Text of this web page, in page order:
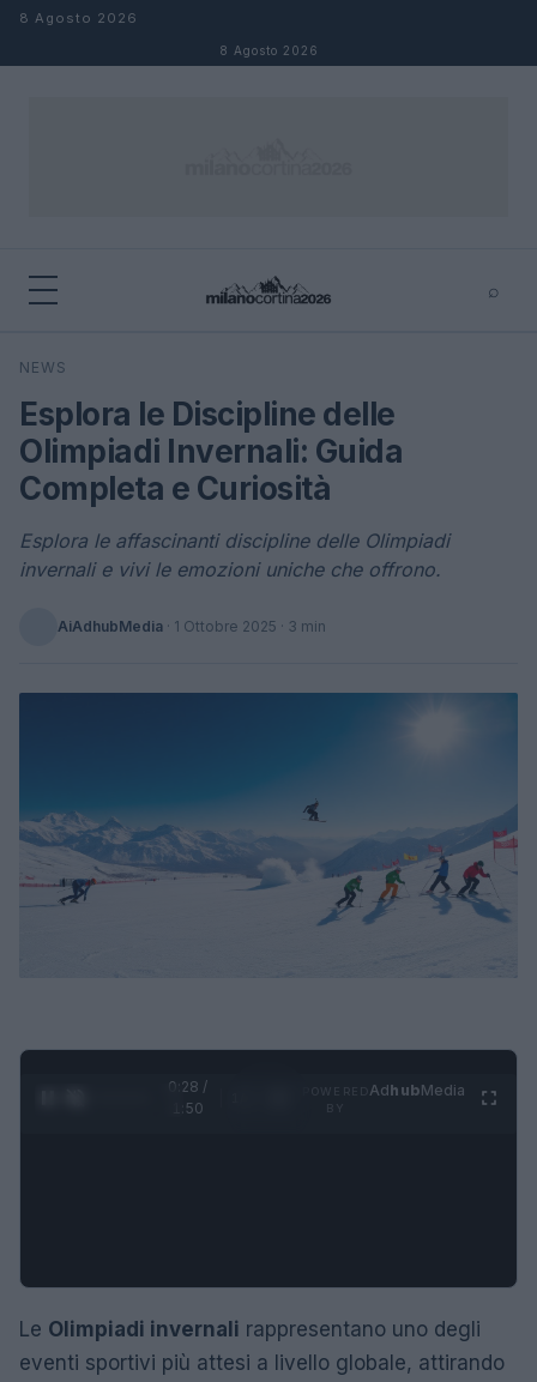
Salta al contenuto
8 Agosto 2026
8 Agosto 2026
⌕
Cerca
NEWS
Esplora le Discipline delle
Olimpiadi Invernali: Guida
Completa e Curiosità
Esplora le affascinanti discipline delle Olimpiadi
invernali e vivi le emozioni uniche che offrono.
AiAdhubMedia · 1 Ottobre 2025 · 3 min
0:29 /
1:50
AdhubMedia
Le Olimpiadi invernali rappresentano uno degli
eventi sportivi più attesi a livello globale, attirando